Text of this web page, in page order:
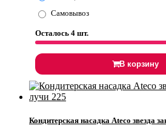
Самовывоз
Осталось 4 шт.
В корзину
Кондитерская насадка Ateco звезда